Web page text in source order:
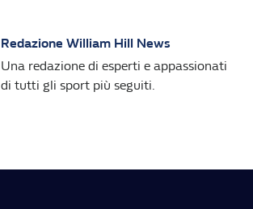
Redazione William Hill News
Una redazione di esperti e appassionati
di tutti gli sport più seguiti.